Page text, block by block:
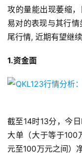
攻的量能出现萎缩
易对的表现与其行
尾行情, 近期有望继续
1.资金面
截至14时13分，今
大单（大于等于100
元至100万元之间）